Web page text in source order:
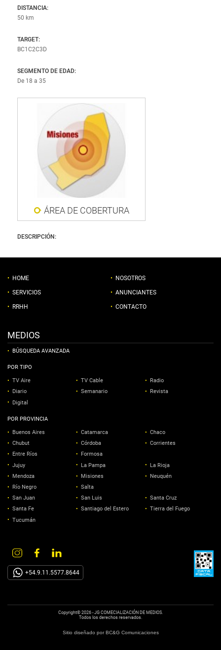
Río Negro
Tierra del Fuego
DISTANCIA:
50 km
TARGET:
BC1C2C3D
SEGMENTO DE EDAD:
De 18 a 35
ÁREA DE COBERTURA
DESCRIPCIÓN:
HOME NOSOTROS
SERVICIOS ANUNCIANTES
RRHH CONTACTO
MEDIOS
BÚSQUEDA AVANZADA
POR TIPO
TV Aire TV Cable
Radio
Diario
Semanario
Revista
Digital
POR PROVINCIA
Buenos Aires Catamarca
Chaco
Chubut
Córdoba
Corrientes
Entre Ríos
Formosa
Jujuy
La Pampa
La Rioja
Mendoza
Misiones
Neuquén
Río Negro
Salta
San Juan
San Luis
Santa Cruz
Santa Fe
Santiago del Estero
Tierra del Fuego
Tucumán
+54.9.11.5577.8644
Copyright© 2026 - JG COMECIALIZACIÓN DE MEDIOS.
Todos los derechos reservados.
Sitio diseñado porBC&G Comunicaciones